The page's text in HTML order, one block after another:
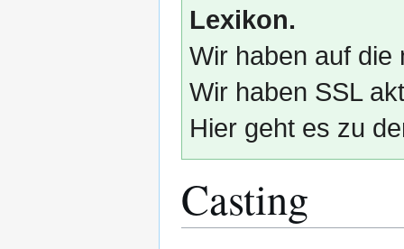
Lexikon.
Wir haben auf die
Wir haben SSL
Hier geht es zu
Casting